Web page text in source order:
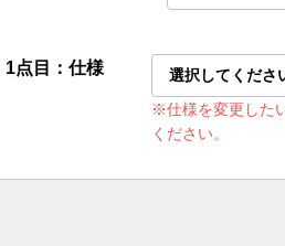
1点目：仕様
選択してくださ
※仕様を変更した
ください。